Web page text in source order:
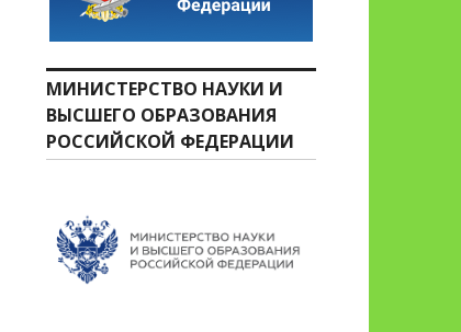
МИНИСТЕРСТВО НАУКИ И
ВЫСШЕГО ОБРАЗОВАНИЯ
РОССИЙСКОЙ ФЕДЕРАЦИИ